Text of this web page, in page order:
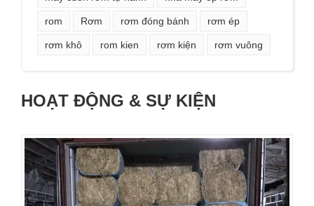
rom Rơm rơm đóng bánh rơm ép
rơm khô rom kien rơm kiện rơm vuông
HOẠT ĐỘNG & SỰ KIỆN